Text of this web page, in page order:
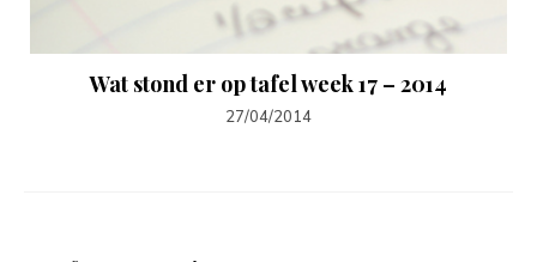
Wat stond er op tafel week 17 – 2014
27/04/2014